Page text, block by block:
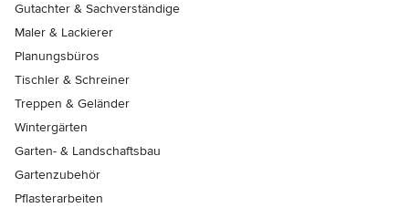
Gutachter & Sachverständige
Maler & Lackierer
Planungsbüros
Tischler & Schreiner
Treppen & Geländer
Wintergärten
Garten- & Landschaftsbau
Gartenzubehör
Pflasterarbeiten